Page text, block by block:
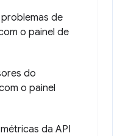
de
o painel de
do
o painel
da API